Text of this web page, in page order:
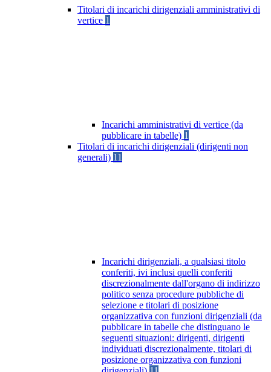
Titolari di incarichi dirigenziali amministrativi di
vertice 1
Incarichi amministrativi di vertice (da
pubblicare in tabelle) 1
Titolari di incarichi dirigenziali (dirigenti non
generali) 11
Incarichi dirigenziali, a qualsiasi titolo
conferiti, ivi inclusi quelli conferiti
discrezionalmente dall'organo di indirizzo
politico senza procedure pubbliche di
selezione e titolari di posizione
organizzativa con funzioni dirigenziali (da
pubblicare in tabelle che distinguano le
seguenti situazioni: dirigenti, dirigenti
individuati discrezionalmente, titolari di
posizione organizzativa con funzioni